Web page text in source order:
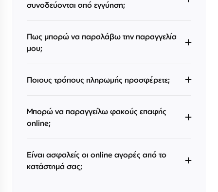
συνοδεύονται από εγγύηση;
Πως μπορώ να παραλάβω την παραγγελία
μου;
Ποιους τρόπους πληρωμής προσφέρετε;
Μπορώ να παραγγείλω φακούς επαφής
online;
Είναι ασφαλείς οι online αγορές από το
κατάστημά σας;